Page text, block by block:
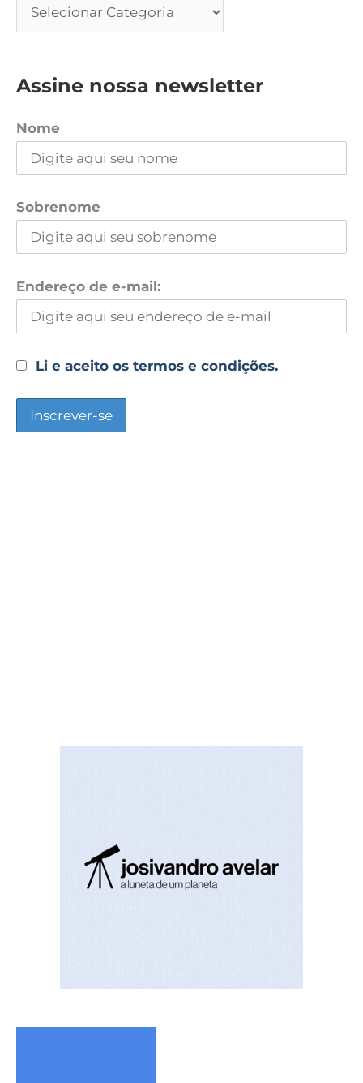
Assine nossa newsletter
Nome
Sobrenome
Endereço de e-mail:
Li e aceito os termos e condições.